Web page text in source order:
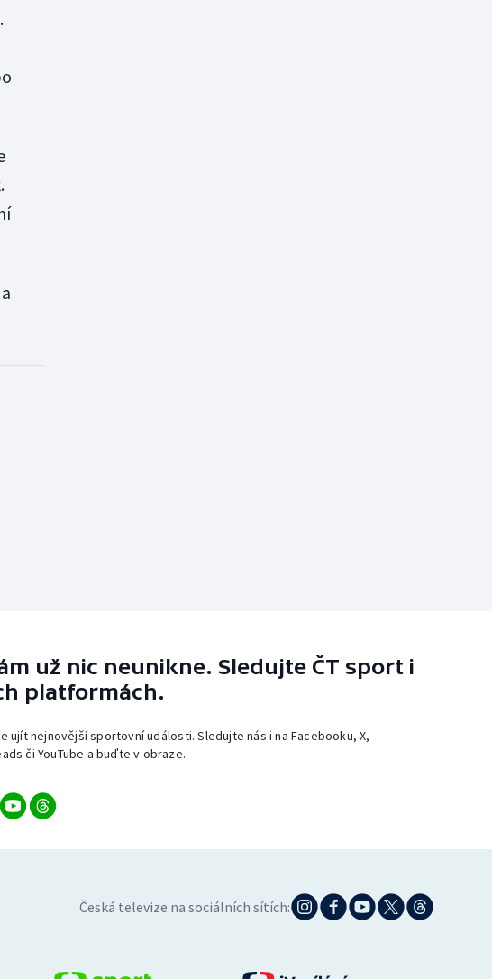
už nic neunikne. Sledujte ČT sport i
platformách.
ujít nejnovější sportovní události. Sledujte nás i na Facebooku, X,
či YouTube a buďte v obraze.
Česká televize na sociálních sítích: